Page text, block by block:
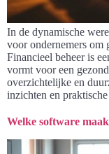
In de dynamische
voor ondernemers om
Financieel beheer is
vormt voor een
overzichtelijke en
inzichten en
Welke software